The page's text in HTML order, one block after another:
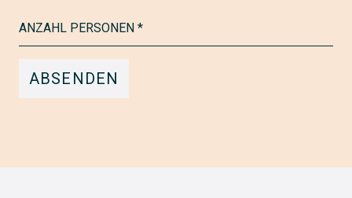
ANZAHL PERSONEN *
ABSENDEN